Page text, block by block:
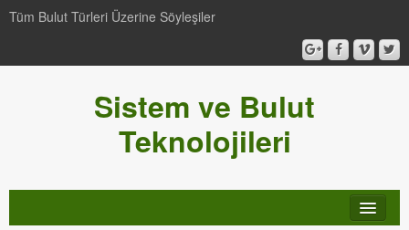
Tüm Bulut Türleri Üzerine Söyleşiler
Sistem ve Bulut
Teknolojileri